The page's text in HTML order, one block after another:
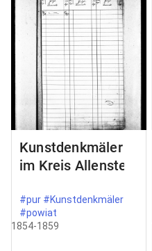
Kunstdenkmäler
im Kreis Allenstein
#pur #Kunstdenkmäler
#powiat
1854-1859